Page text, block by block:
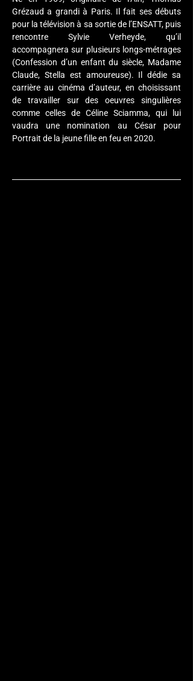
Grézaud a grandi à Paris. Il fait ses débuts
pour la télévision à sa sortie de l’ENSATT, puis
rencontre Sylvie Verheyde, qu’il
accompagnera sur plusieurs longs-métrages
(Confession d’un enfant du siècle, Madame
Claude, Stella est amoureuse). Il dédie sa
carrière au cinéma d’auteur, en choisissant
de travailler sur des oeuvres singulières
comme celles de Céline Sciamma, qui lui
vaudra une nomination au César pour
Portrait de la jeune fille en feu en 2020.